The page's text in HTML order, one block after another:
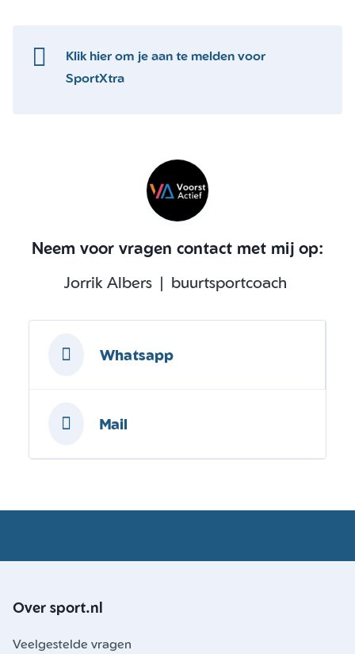
Klik hier om je aan te melden voor
SportXtra
Neem voor vragen contact met mij op:
Jorrik Albers | buurtsportcoach
Whatsapp
Mail
Over sport.nl
Veelgestelde vragen